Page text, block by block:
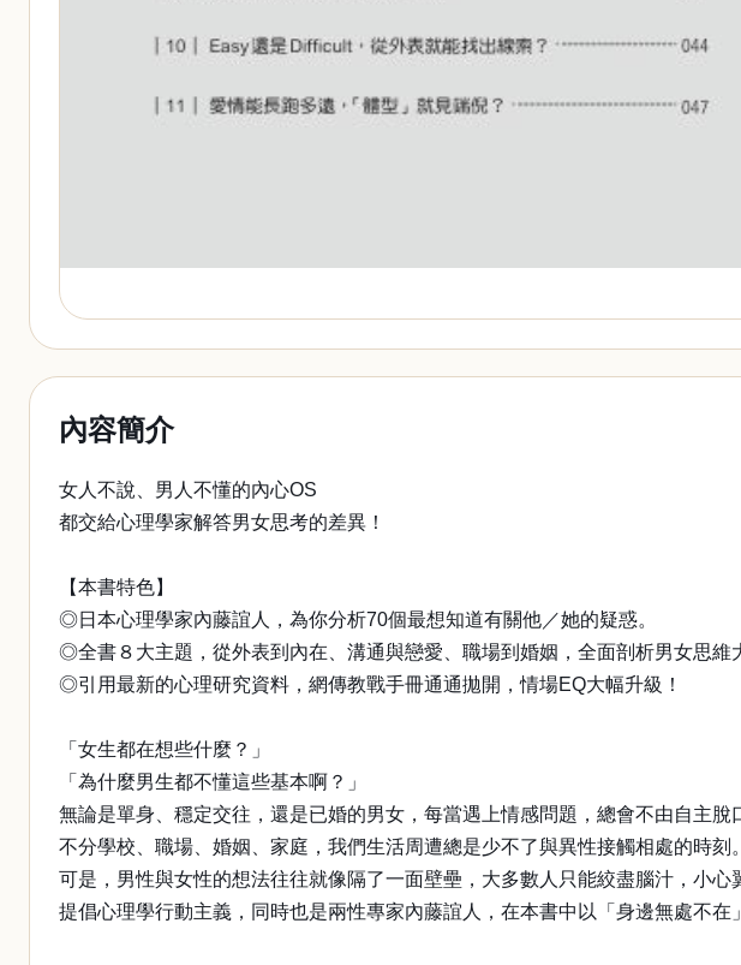
內容簡介
女人不說、男人不懂的內心OS
都交給心理學家解答男女思考的差異！
【本書特色】
◎日本心理學家內藤誼人，為你分析70個最想知道有關他／她的疑惑。
◎全書８大主題，從外表到內在、溝通與戀愛、職場到婚姻，全面剖析男女思維
◎引用最新的心理研究資料，網傳教戰手冊通通拋開，情場EQ大幅升級！
「女生都在想些什麼？」
「為什麼男生都不懂這些基本啊？」
無論是單身、穩定交往，還是已婚的男女，每當遇上情感問題，總會不由自主脫
不分學校、職場、婚姻、家庭，我們生活周遭總是少不了與異性接觸相處的時刻。
可是，男性與女性的想法往往就像隔了一面壁壘，大多數人只能絞盡腦汁，小心
提倡心理學行動主義，同時也是兩性專家內藤誼人，在本書中以「身邊無處不